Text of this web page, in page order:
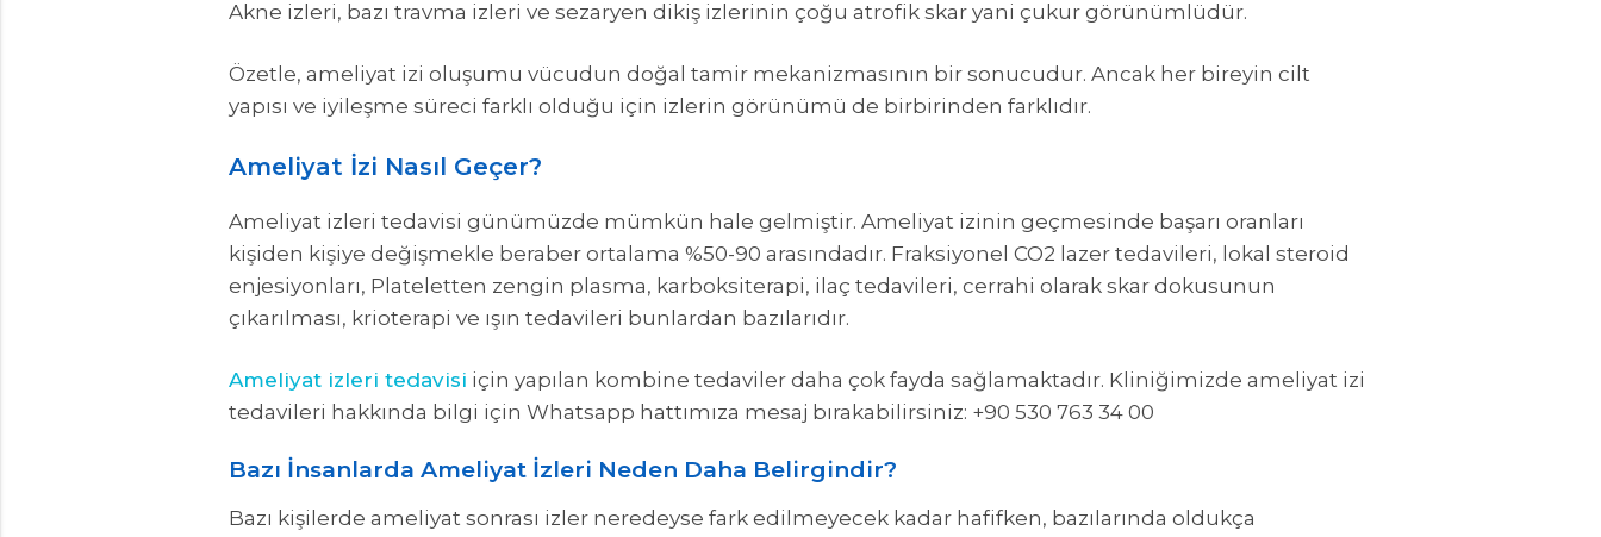
Akne izleri, bazı travma izleri ve sezaryen dikiş izlerinin çoğu atrofik skar yani çukur görünümlüdür.
Özetle, ameliyat izi oluşumu vücudun doğal tamir mekanizmasının bir sonucudur. Ancak her bireyin cilt
yapısı ve iyileşme süreci farklı olduğu için izlerin görünümü de birbirinden farklıdır.
Ameliyat İzi Nasıl Geçer?
Ameliyat izleri tedavisi günümüzde mümkün hale gelmiştir. Ameliyat izinin geçmesinde başarı oranları
kişiden kişiye değişmekle beraber ortalama %50-90 arasındadır. Fraksiyonel CO2 lazer tedavileri, lokal steroid
enjesiyonları, Plateletten zengin plasma, karboksiterapi, ilaç tedavileri, cerrahi olarak skar dokusunun
çıkarılması, krioterapi ve ışın tedavileri bunlardan bazılarıdır.
Ameliyat izleri tedavisi için yapılan kombine tedaviler daha çok fayda sağlamaktadır. Kliniğimizde ameliyat izi
tedavileri hakkında bilgi için Whatsapp hattımıza mesaj bırakabilirsiniz: +90 530 763 34 00
Bazı İnsanlarda Ameliyat İzleri Neden Daha Belirgindir?
Bazı kişilerde ameliyat sonrası izler neredeyse fark edilmeyecek kadar hafifken, bazılarında oldukça